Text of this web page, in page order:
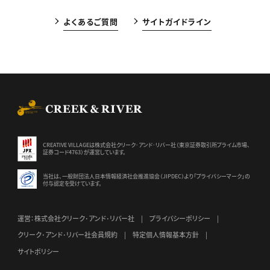
よくあるご質問 サイトガイドライン
CREATIVE VILLAGEは株式会社クリーク･アンド･リバー社（東京証券取引所プライム市場、
証券コード4763）が運営しています。
当社は、一般財団法人日本情報経済社会推進協会（JIPDEC）より 「プライバシーマーク」の
付与認定を受けています。
運営：株式会社クリーク･アンド･リバー社
プライバシーポリシー
クリーク･アンド･リバー社会員規約
特定個人情報基本方針
サイトポリシー